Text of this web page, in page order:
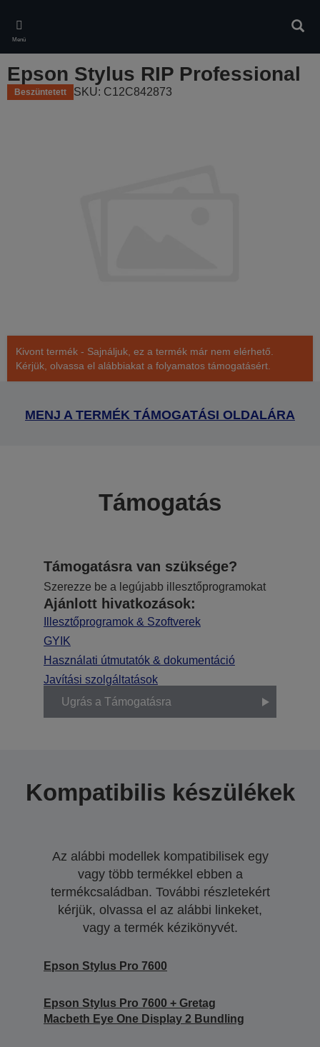
main
content
Menü
Epson Stylus RIP Professional
Beszüntetett SKU: C12C842873
Kivont termék - Sajnáljuk, ez a termék már nem elérhető.
Kérjük, olvassa el alábbiakat a folyamatos támogatásért.
MENJ A TERMÉK TÁMOGATÁSI OLDALÁRA
Támogatás
Támogatásra van szüksége?
Szerezze be a legújabb illesztőprogramokat
Ajánlott hivatkozások:
Illesztőprogramok & Szoftverek
GYIK
Használati útmutatók & dokumentáció
Javítási szolgáltatások
Ugrás a Támogatásra
Kompatibilis készülékek
Az alábbi modellek kompatibilisek egy
vagy több termékkel ebben a
termékcsaládban. További részletekért
kérjük, olvassa el az alábbi linkeket,
vagy a termék kézikönyvét.
Epson Stylus Pro 7600
Epson Stylus Pro 7600 + Gretag
Macbeth Eye One Display 2 Bundling